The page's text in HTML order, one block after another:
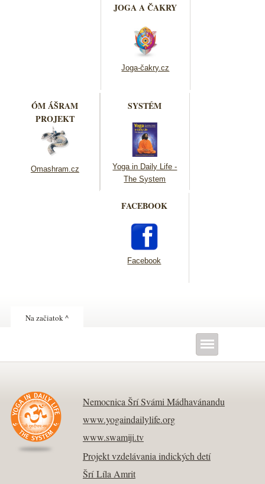
JOGA A ČAKRY
Joga-čakry.cz
ÓM ÁŠRAM
PROJEKT
Omashram.cz
SYSTÉM
Yoga in Daily Life -
The System
FACEBOOK
Facebook
Na začiatok ^
Nemocnica Šrí Svámi Mádhavánandu
www.yogaindailylife.org
www.swamiji.tv
Projekt vzdelávania indických detí
Šrí Líla Amrit